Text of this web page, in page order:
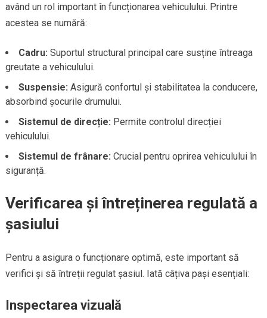
având un rol important în funcționarea vehiculului. Printre
acestea se numără:
Cadru: Suportul structural principal care susține întreaga
greutate a vehiculului.
Suspensie: Asigură confortul și stabilitatea la conducere,
absorbind șocurile drumului.
Sistemul de direcție: Permite controlul direcției
vehiculului.
Sistemul de frânare: Crucial pentru oprirea vehiculului în
siguranță.
Verificarea și întreținerea regulată a
șasiului
Pentru a asigura o funcționare optimă, este important să
verifici și să întreții regulat șasiul. Iată câțiva pași esențiali:
Inspectarea vizuală